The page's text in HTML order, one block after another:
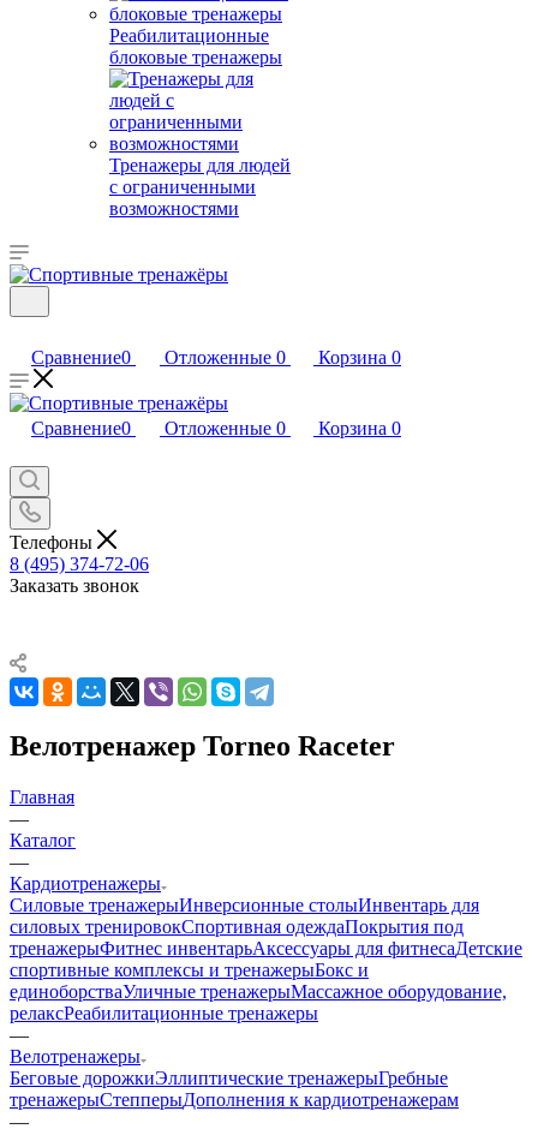
Реабилитационные
блоковые тренажеры
Тренажеры для людей
с ограниченными
возможностями
Сравнение0 Отложенные 0 Корзина 0
Сравнение0 Отложенные 0 Корзина 0
Телефоны
8 (495) 374-72-06
Заказать звонок
Велотренажер Torneo Raceter
Главная
—
Каталог
—
Кардиотренажеры
Силовые тренажерыИнверсионные столыИнвентарь для
силовых тренировокСпортивная одеждаПокрытия под
тренажерыФитнес инвентарьАксессуары для фитнесаДетские
спортивные комплексы и тренажерыБокс и
единоборстваУличные тренажерыМассажное оборудование,
релаксРеабилитационные тренажеры
—
Велотренажеры
Беговые дорожкиЭллиптические тренажерыГребные
тренажерыСтепперыДополнения к кардиотренажерам
—